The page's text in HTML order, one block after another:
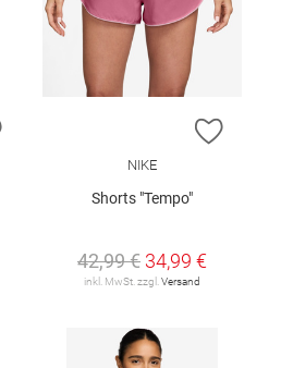
ZUR WUNSCHLISTE HINZUFÜGEN
ZUR
NIKE
Shorts "Tempo"
42,99 € 34,99 €
inkl. MwSt. zzgl. Versand